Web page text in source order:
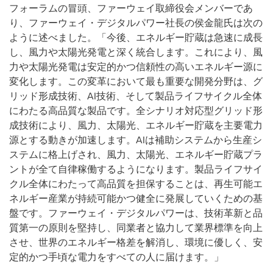
フォーラムの冒頭、ファーウェイ取締役会メンバーであ
り、ファーウェイ・デジタルパワー社長の侯金龍氏は次の
ように述べました。「今後、エネルギー貯蔵は急速に成長
し、風力や太陽光発電と深く統合します。これにより、風
力や太陽光発電は安定的かつ信頼性の高いエネルギー源に
変化します。この変革において最も重要な開発分野は、グ
リッド形成技術、AI技術、そして製品ライフサイクル全体
にわたる高品質な製品です。全シナリオ対応型グリッド形
成技術により、風力、太陽光、エネルギー貯蔵を主要電力
源とする動きが加速します。AIは補助システムから生産シ
ステムに格上げされ、風力、太陽光、エネルギー貯蔵プラ
ントが全て自律稼働するようになります。製品ライフサイ
クル全体にわたって高品質を担保することは、再生可能エ
ネルギー産業が持続可能かつ健全に発展していくための基
盤です。ファーウェイ・デジタルパワーは、技術革新と品
質第一の原則を堅持し、同業者と協力して業界標準を向上
させ、世界のエネルギー格差を解消し、環境に優しく、安
定的かつ手頃な電力をすべての人に届けます。」